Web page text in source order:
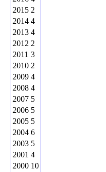
2015 2
2014 4
2013 4
2012 2
2011 3
2010 2
2009 4
2008 4
2007 5
2006 5
2005 5
2004 6
2003 5
2001 4
2000 10